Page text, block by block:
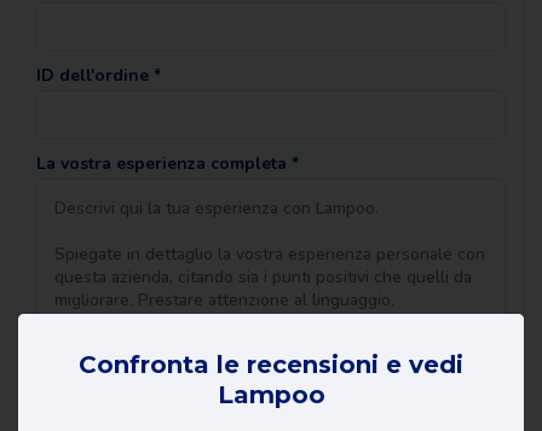
ID dell'ordine *
La vostra esperienza completa *
Confronta le recensioni e vedi
Lampoo